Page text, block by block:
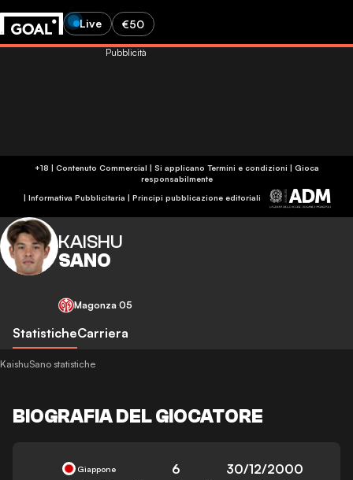
Live €50
+18 | Contenuto Commercial | Si applicano Termini e condizioni | Gioca
responsabilmente
| Informativa Pubblicitaria | Principi pubblicazione editoriali
Pubblicità
KAISHU
SANO
Magonza 05
StatisticheCarriera
KaishuSano statistiche
BIOGRAFIA DEL GIOCATORE
Giappone 6 30/12/2000